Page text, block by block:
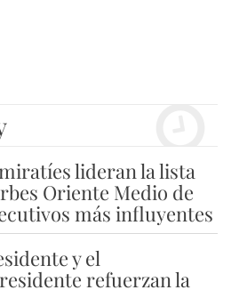
lideran la lista
Oriente Medio de
más influyentes
y el
refuerzan la